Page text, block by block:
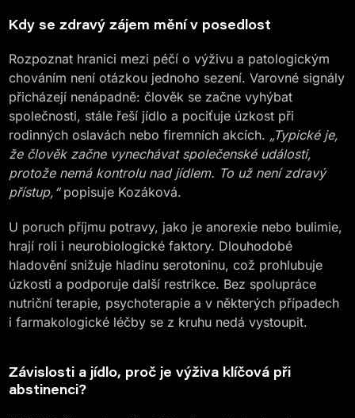
Kdy se zdravý zájem mění v posedlost
Rozpoznat hranici mezi péčí o výživu a patologickým
chováním není otázkou jednoho sezení. Varovné signály
přicházejí nenápadně: člověk se začne vyhýbat
společnosti, stále řeší jídlo a pociťuje úzkost při
rodinných oslavách nebo firemních akcích. „Typické je,
že člověk začne vynechávat společenské události,
protože nemá kontrolu nad jídlem. To už není zdravý
přístup,“popisuje Kozáková.
U poruch příjmu potravy, jako je anorexie nebo bulimie,
hrají roli i neurobiologické faktory. Dlouhodobé
hladovění snižuje hladinu serotoninu, což prohlubuje
úzkosti a podporuje další restrikce. Bez spolupráce
nutriční terapie, psychoterapie a v některých případech
i farmakologické léčby se z kruhu nedá vystoupit.
Závislosti a jídlo, proč je výživa klíčová při
abstinenci?